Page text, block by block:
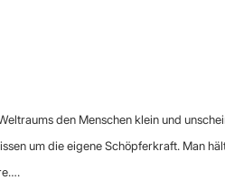
den Menschen klein und
um die eigene Schöpferkraft. Man